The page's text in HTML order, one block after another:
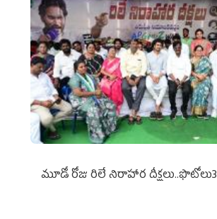
మూడో రోజు రిలే నిరాహార దీక్షలు..ఫొటోలు3